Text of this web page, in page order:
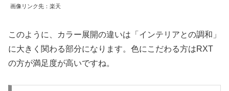
画像リンク先：楽天
このように、カラー展開の違いは「インテリアとの調和」
に大きく関わる部分になります。色にこだわる方はRXT
の方が満足度が高いですね。